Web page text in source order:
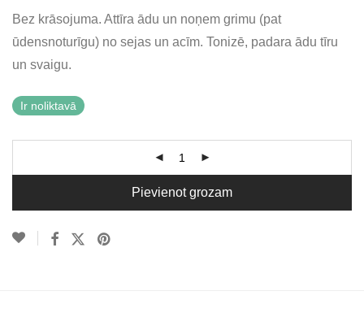
Bez krāsojuma. Attīra ādu un noņem grimu (pat
ūdensnoturīgu) no sejas un acīm. Tonizē, padara ādu tīru
un svaigu.
Ir noliktavā
Pievienot grozam